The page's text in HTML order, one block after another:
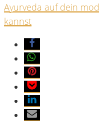
Ayurveda auf dein
kannst